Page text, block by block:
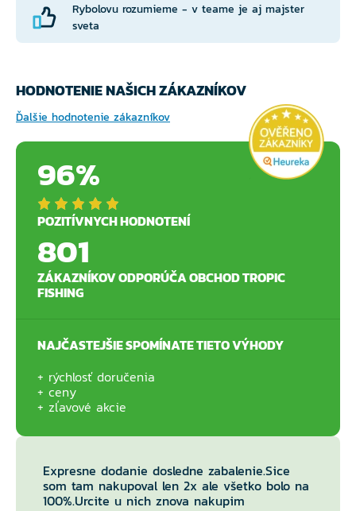
Rybolovu rozumieme - v teame je aj majster
sveta
HODNOTENIE NAŠICH ZÁKAZNÍKOV
Ďalšie hodnotenie zákazníkov
96%
POZITÍVNYCH HODNOTENÍ
801
ZÁKAZNÍKOV ODPORÚČA OBCHOD TROPIC
FISHING
NAJČASTEJŠIE SPOMÍNATE TIETO VÝHODY
rýchlosť doručenia
ceny
zľavové akcie
Expresne dodanie dosledne zabalenie.Sice
som tam nakupoval len 2x ale všetko bolo na
100%.Urcite u nich znova nakupim